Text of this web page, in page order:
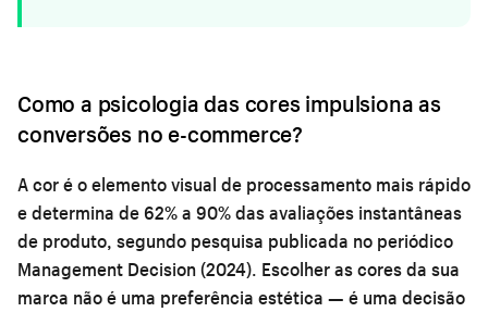
Como a psicologia das cores impulsiona as
conversões no e-commerce?
A cor é o elemento visual de processamento mais rápido
e determina de 62% a 90% das avaliações instantâneas
de produto, segundo pesquisa publicada no periódico
Management Decision (2024). Escolher as cores da sua
marca não é uma preferência estética — é uma decisão